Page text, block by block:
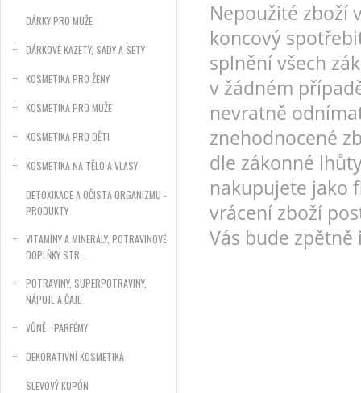
DÁRKY PRO MUŽE
DÁRKOVÉ KAZETY, SADY A SETY
KOSMETIKA PRO ŽENY
KOSMETIKA PRO MUŽE
KOSMETIKA PRO DĚTI
KOSMETIKA NA TĚLO A VLASY
DETOXIKACE A OČISTA ORGANIZMU -
PRODUKTY
VITAMÍNY A MINERÁLY, POTRAVINOVÉ
DOPLŇKY STR...
POTRAVINY, SUPERPOTRAVINY,
NÁPOJE A ČAJE
VŮNĚ - PARFÉMY
DEKORATIVNÍ KOSMETIKA
SLEVOVÝ KUPÓN
Nepoužité zboží
koncový
splnění všech
v žádném
nevratně
znehodnocené
dle zákonné
nakupujete jako
vrácení zboží
Vás bude